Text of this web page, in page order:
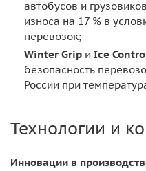
автобусов и
износа на 17 % в
перевозок;
Winter Grip и Ice
безопасность
России при
Технологии и
Инновации в